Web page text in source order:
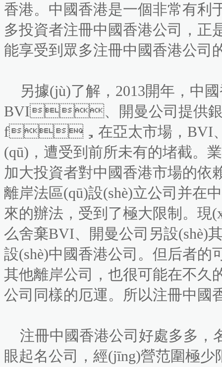
香港。中國香港是一個非常有
多投資者注冊中國香港公司，正是
能享受到眾多注冊中國香港公司的
另據(jù)了解，2013開年，
BVI、開曼公司提供銀行開
f，在亞太市場，BVI
(qū)，遭受到前所未有的堵截
加大投資者對中國香港市場的依
離岸法區(qū)設(shè)立公司并在
來的辦法，受到了極大限制。現
么舍棄BVI、開曼公司另設(shè)
設(shè)中國香港公司。但后者的
其他離岸公司，也很可能在
公司同樣的厄運。所以注冊中國香
注冊中國香港公司好處多多，名
眼起名公司，經(jīng)營范圍極少